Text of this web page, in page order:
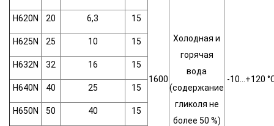
1600
Холодная и
горячая
вода
(содержание
гликоля не
более 50 %)
-10…+120
H620N 20 6,3 15
H625N 25 10 15
H632N 32 16 15
H640N 40 25 15
H650N 50 40 15